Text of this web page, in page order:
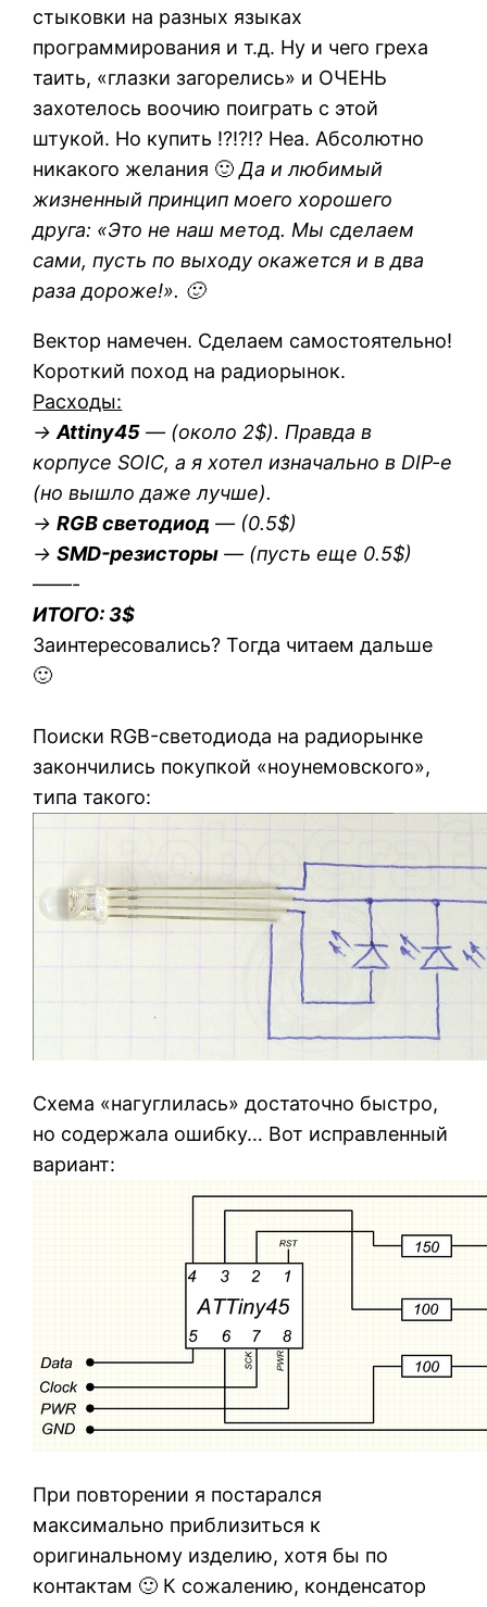
стыковки на разных языках
программирования и т.д. Ну и чего греха
таить, «глазки загорелись» и ОЧЕНЬ
захотелось воочию поиграть с этой
штукой. Но купить !?!?!? Неа. Абсолютно
никакого желания 🙂Да и любимый
жизненный принцип моего хорошего
друга: «Это не наш метод. Мы сделаем
сами, пусть по выходу окажется и в два
раза дороже!». 🙂
Вектор намечен. Сделаем самостоятельно!
Короткий поход на радиорынок.
Расходы:
->Attiny45 — (около 2$). Правда в
корпусе SOIC, а я хотел изначально в DIP-e
(но вышло даже лучше).
->RGB светодиод — (0.5$)
->SMD-резисторы — (пусть еще 0.5$)
——-
ИТОГО: 3$
Заинтересовались? Тогда читаем дальше
🙂
Поиски RGB-светодиода на радиорынке
закончились покупкой «ноунемовского»,
типа такого:
Схема «нагуглилась» достаточно быстро,
но содержала ошибку… Вот исправленный
вариант:
При повторении я постарался
максимально приблизиться к
оригинальному изделию, хотя бы по
контактам 🙂 К сожалению, конденсатор